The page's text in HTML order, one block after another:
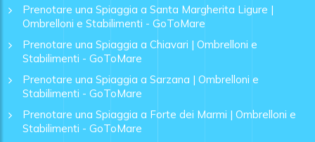
Prenotare una Spiaggia a Santa Margherita Ligure |
Ombrelloni e Stabilimenti - GoToMare
Prenotare una Spiaggia a Chiavari | Ombrelloni e
Stabilimenti - GoToMare
Prenotare una Spiaggia a Sarzana | Ombrelloni e
Stabilimenti - GoToMare
Prenotare una Spiaggia a Forte dei Marmi | Ombrelloni e
Stabilimenti - GoToMare